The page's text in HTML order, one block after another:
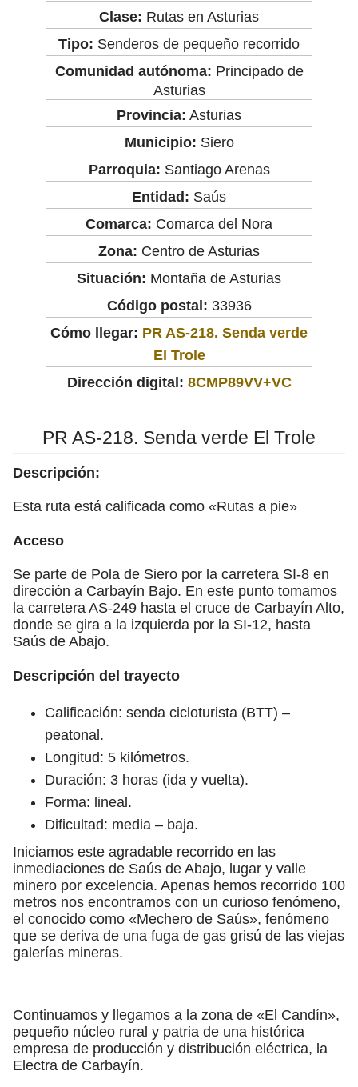
Clase: Rutas en Asturias
Tipo: Senderos de pequeño recorrido
Comunidad autónoma: Principado de
Asturias
Provincia: Asturias
Municipio: Siero
Parroquia: Santiago Arenas
Entidad: Saús
Comarca: Comarca del Nora
Zona: Centro de Asturias
Situación: Montaña de Asturias
Código postal: 33936
Cómo llegar: PR AS-218. Senda verde
El Trole
Dirección digital: 8CMP89VV+VC
PR AS-218. Senda verde El Trole
Descripción:
Esta ruta está calificada como «Rutas a pie»
Acceso
Se parte de Pola de Siero por la carretera SI-8 en
dirección a Carbayín Bajo. En este punto tomamos
la carretera AS-249 hasta el cruce de Carbayín Alto,
donde se gira a la izquierda por la SI-12, hasta
Saús de Abajo.
Descripción del trayecto
Calificación: senda cicloturista (BTT) –
peatonal.
Longitud: 5 kilómetros.
Duración: 3 horas (ida y vuelta).
Forma: lineal.
Dificultad: media – baja.
Iniciamos este agradable recorrido en las
inmediaciones de Saús de Abajo, lugar y valle
minero por excelencia. Apenas hemos recorrido 100
metros nos encontramos con un curioso fenómeno,
el conocido como «Mechero de Saús», fenómeno
que se deriva de una fuga de gas grisú de las viejas
galerías mineras.
Continuamos y llegamos a la zona de «El Candín»,
pequeño núcleo rural y patria de una histórica
empresa de producción y distribución eléctrica, la
Electra de Carbayín.